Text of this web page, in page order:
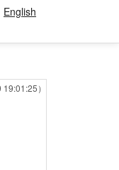
English
）